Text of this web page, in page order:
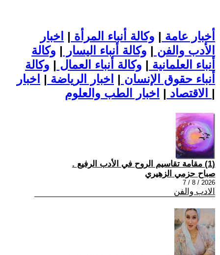
أخبار عامة | وكالة أنباء المرأة | اخبار
الأدب والفن | وكالة أنباء اليسار | وكالة
أنباء العلمانية | وكالة أنباء العمال | وكالة
أنباء حقوق الإنسان | اخبار الرياضة | اخبار
الاقتصاد | |
(1) مقامة تقاسيم الروح في الأدب الرفيع .
صباح حزمي الزهيري
2026 / 8 / 7
الادب والفن